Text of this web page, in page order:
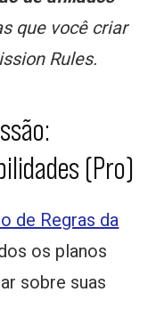
que você criar
Rules.
(Pro)
de Regras da
os planos
sobre suas